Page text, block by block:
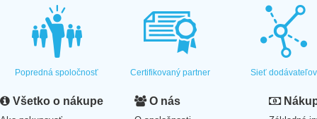
Popredná spoločnosť Certifikovaný partner Sieť dodávateľov
Všetko o nákupe O nás